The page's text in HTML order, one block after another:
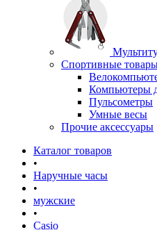
Спортивные
Компьютеры
Пульсометры
Умные весы
Прочие аксессуары
Каталог товаров
•
Наручные часы
•
мужские
•
Casio